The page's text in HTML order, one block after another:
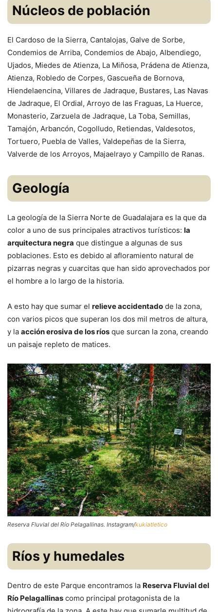
Núcleos de población
El Cardoso de la Sierra, Cantalojas, Galve de Sorbe,
Condemios de Arriba, Condemios de Abajo, Albendiego,
Ujados, Miedes de Atienza, La Miñosa, Prádena de Atienza,
Atienza, Robledo de Corpes, Gascueña de Bornova,
Hiendelaencina, Villares de Jadraque, Bustares, Las Navas
de Jadraque, El Ordial, Arroyo de las Fraguas, La Huerce,
Monasterio, Zarzuela de Jadraque, La Toba, Semillas,
Tamajón, Arbancón, Cogolludo, Retiendas, Valdesotos,
Tortuero, Puebla de Valles, Valdepeñas de la Sierra,
Valverde de los Arroyos, Majaelrayo y Campillo de Ranas.
Geología
La geología de la Sierra Norte de Guadalajara es la que da
color a uno de sus principales atractivos turísticos: la
arquitectura negra que distingue a algunas de sus
poblaciones. Esto es debido al afloramiento natural de
pizarras negras y cuarcitas que han sido aprovechados por
el hombre a lo largo de la historia.
A esto hay que sumar el relieve accidentado de la zona,
con varios picos que superan los dos mil metros de altura,
y la acción erosiva de los ríos que surcan la zona, creando
un paisaje repleto de matices.
Reserva Fluvial del Río Pelagallinas. Instagram/kukiatletico
Ríos y humedales
Dentro de este Parque encontramos la Reserva Fluvial del
Río Pelagallinas como principal protagonista de la